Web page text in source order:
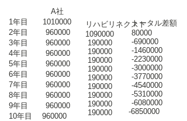
A社
1年目
1010000
2年目 960000
3年目 960000
4年目 960000
5年目 960000
6年目 960000
7年目 960000
8年目 960000
9年目 960000
10年目 960000
リハビリネクスト
1090000
190000
190000
190000
190000
190000
190000
190000
190000
190000
トータル差額
80000
-690000
-1460000
-2230000
-3000000
-3770000
-4540000
-5310000
-6080000
-6850000